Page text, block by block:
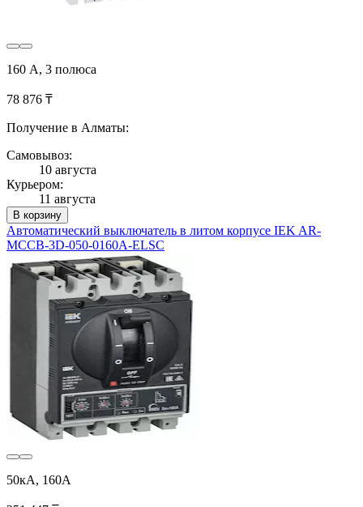
160 А, 3 полюса
78 876 ₸
Получение в Алматы:
Самовывоз:
10 августа
Курьером:
11 августа
В корзину
Автоматический выключатель в литом корпусе IEK AR-
MCCB-3D-050-0160A-ELSC
50кА, 160А